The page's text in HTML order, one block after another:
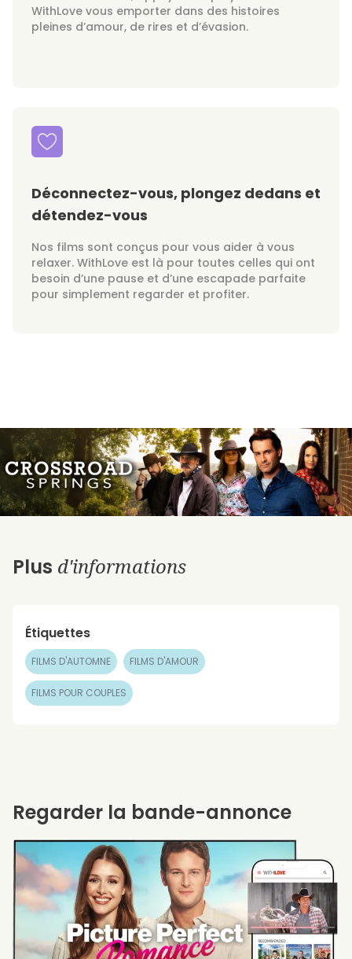
WithLove vous emporter dans des histoires
pleines d’amour, de rires et d’évasion.
Déconnectez-vous, plongez dedans et
détendez-vous
Nos films sont conçus pour vous aider à vous
relaxer. WithLove est là pour toutes celles qui ont
besoin d’une pause et d’une escapade parfaite
pour simplement regarder et profiter.
Plus d'informations
Étiquettes
FILMS D'AUTOMNE FILMS D'AMOUR
FILMS POUR COUPLES
Regarder la bande-annonce